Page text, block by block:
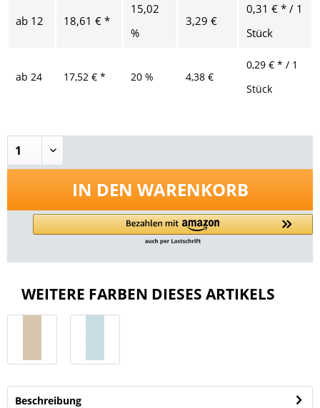
ab 12 18,61 € *
15,02
%
3,29 €
0,31 € * / 1
Stück
ab 24 17,52 € * 20 % 4,38 €
0,29 € * / 1
Stück
IN DEN WARENKORB
WEITERE FARBEN DIESES ARTIKELS
Beschreibung